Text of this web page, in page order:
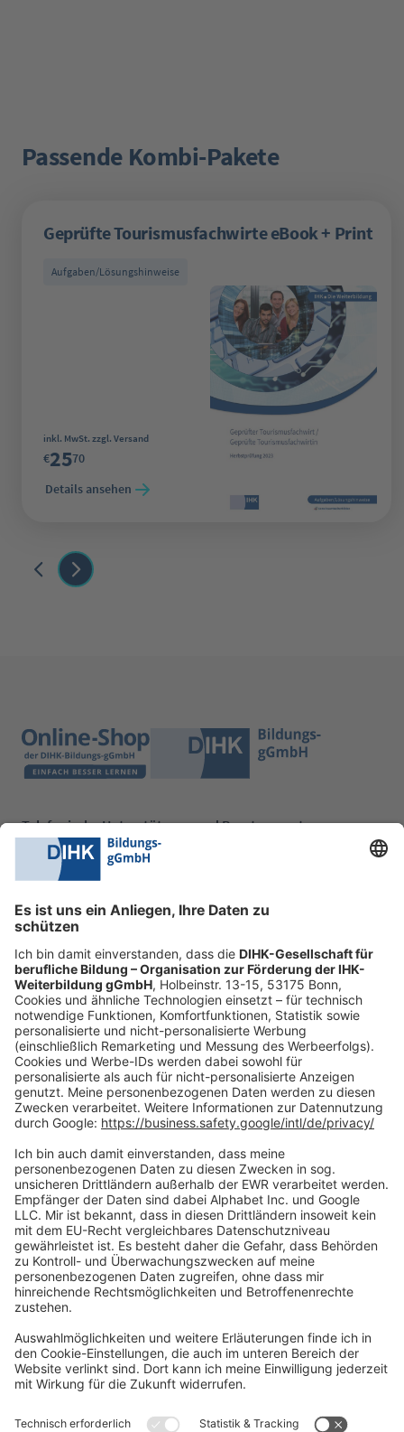
Produktgalerie überspringen
Passende Kombi-Pakete
Geprüfte Tourismusfachwirte eBook + Print
Aufgaben/Lösungshinweise
Regulärer Preis:
inkl. MwSt. zzgl. Versand
€2570
Details ansehen
Telefonische Unterstützung und Beratung unter:
0228 6205 205
Fr.:
09:00-14:00 Uhr
shop@dihk-bildung.shop
Vertrag widerrufen
Zahlungsarten
Social Media
Oft Gesucht
Rund um die Prüfung
Datenschutzerklärung